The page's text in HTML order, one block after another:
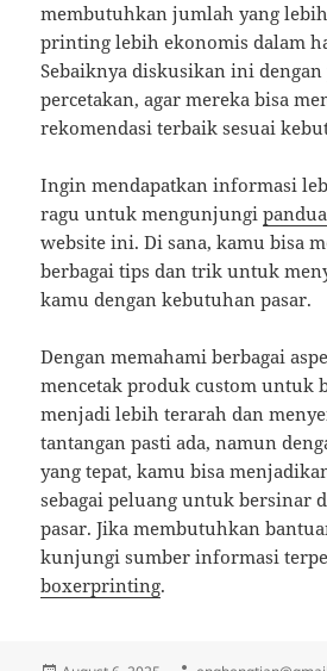
membutuhkan jumlah yang
printing lebih ekonomis dalam
Sebaiknya diskusikan ini dengan
percetakan, agar mereka bisa
rekomendasi terbaik sesuai
Ingin mendapatkan informasi
ragu untuk mengunjungi
website ini. Di sana, kamu bisa
berbagai tips dan trik untuk
kamu dengan kebutuhan pasar.
Dengan memahami berbagai
mencetak produk custom untuk
menjadi lebih terarah dan
tantangan pasti ada, namun
yang tepat, kamu bisa
sebagai peluang untuk bersinar
pasar. Jika membutuhkan
kunjungi sumber informasi
boxerprinting.